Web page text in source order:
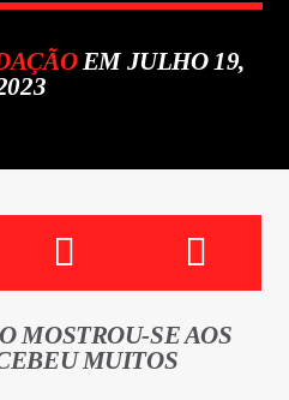
EM JULHO 19,
MOSTROU-SE AOS
MUITOS